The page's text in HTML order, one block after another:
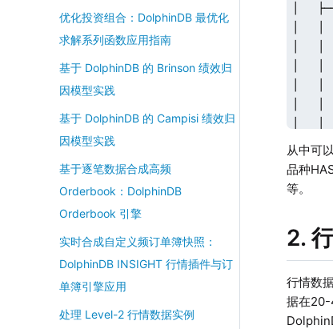
优化投资组合：DolphinDB 最优化
求解系列函数应用指南
基于 DolphinDB 的 Brinson 绩效归
因模型实践
基于 DolphinDB 的 Campisi 绩效归
因模型实践
基于逐笔数据合成高频
Orderbook：DolphinDB
Orderbook 引擎
实时合成自定义频订单簿快照：
DolphinDB INSIGHT 行情插件与订
单簿引擎应用
处理 Level-2 行情数据实例
│
│
│
│
│
│
│
│   │
│   │
│   │
│   │
│   │
│   │
│
│
从中可
品种
等。
2.
行情数
据在20-